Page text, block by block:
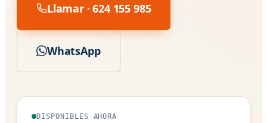
Llamar · 624 155 985
WhatsApp
DISPONIBLES AHORA